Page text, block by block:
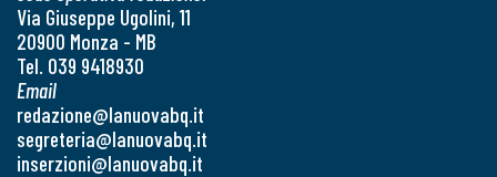
Via Giuseppe Ugolini, 11
20900 Monza - MB
Tel. 039 9418930
Email
redazione@lanuovabq.it
segreteria@lanuovabq.it
inserzioni@lanuovabq.it